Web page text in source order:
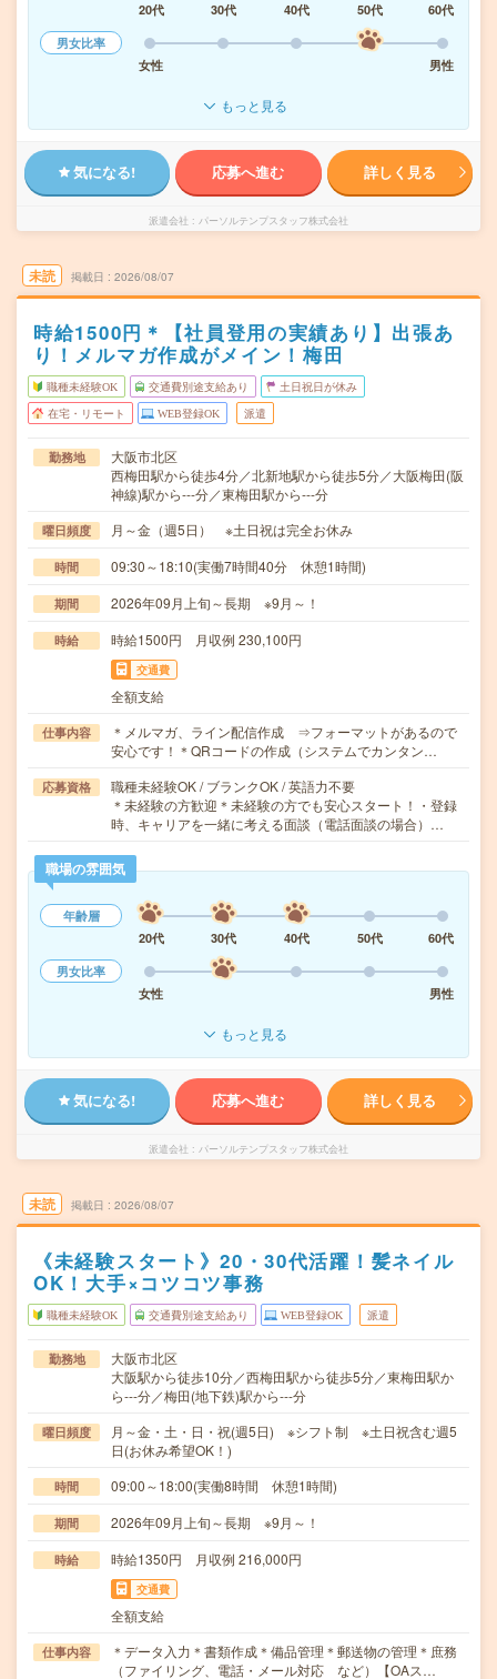
20代
30代 40代 50代
60代
男女比率
女性
男性
もっと見る
気になる! 応募へ進む 詳しく見る
派遣会社 パーソルテンプスタッフ株式会社
未読 掲載日 2026/08/07
時給1500円＊【社員登用の実績あり】出張あ
り！メルマガ作成がメイン！梅田
職種未経験OK 交通費別途支給あり 土日祝日が休み
在宅・リモート WEB登録OK 派遣
勤務地
大阪市北区
西梅田駅から徒歩4分／北新地駅から徒歩5分／大阪梅田(阪
神線)駅から---分／東梅田駅から---分
曜日頻度 月～金（週5日） ※土日祝は完全お休み
時間 09:30～18:10(実働7時間40分 休憩1時間)
期間 2026年09月上旬～長期 ※9月～！
時給 時給1500円 月収例 230,100円
交通費
全額支給
仕事内容
＊メルマガ、ライン配信作成 ⇒フォーマットがあるので
安心です！＊QRコードの作成（システムでカンタン…
応募資格
職種未経験OK / ブランクOK / 英語力不要
＊未経験の方歓迎＊未経験の方でも安心スタート！・登録
時、キャリアを一緒に考える面談（電話面談の場合）…
職場の雰囲気
年齢層
20代
30代 40代 50代
60代
男女比率
女性
男性
もっと見る
気になる! 応募へ進む 詳しく見る
派遣会社 パーソルテンプスタッフ株式会社
未読 掲載日 2026/08/07
《未経験スタート》20・30代活躍！髪ネイル
OK！大手×コツコツ事務
職種未経験OK 交通費別途支給あり WEB登録OK 派遣
勤務地
大阪市北区
大阪駅から徒歩10分／西梅田駅から徒歩5分／東梅田駅か
ら---分／梅田(地下鉄)駅から---分
曜日頻度
月～金・土・日・祝(週5日) ※シフト制 ※土日祝含む週5
日(お休み希望OK！)
時間 09:00～18:00(実働8時間 休憩1時間)
期間 2026年09月上旬～長期 ※9月～！
時給 時給1350円 月収例 216,000円
交通費
全額支給
仕事内容
＊データ入力＊書類作成＊備品管理＊郵送物の管理＊庶務
（ファイリング、電話・メール対応 など）【OAス…